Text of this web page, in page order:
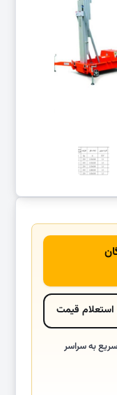
استعلام قیمت
به سراسر